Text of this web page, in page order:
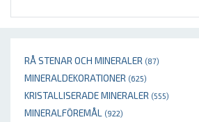
RÅ STENAR OCH MINERALER (87)
MINERALDEKORATIONER (625)
KRISTALLISERADE MINERALER (555)
MINERALFÖREMÅL (922)